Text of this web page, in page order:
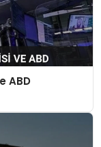
ABD